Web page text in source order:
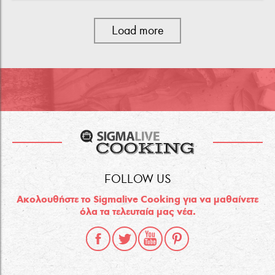
Load more
FOLLOW US
Ακολουθήστε το Sigmalive Cooking για να μαθαίνετε
όλα τα τελευταία μας νέα.